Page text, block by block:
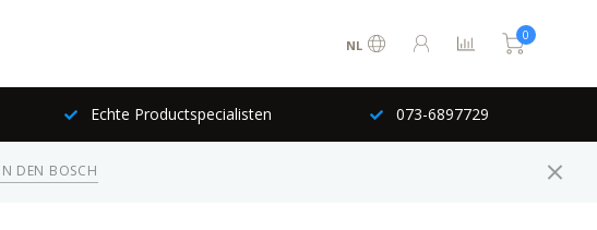
NL
0
Echte Productspecialisten 073-6897729
DEN BOSCH